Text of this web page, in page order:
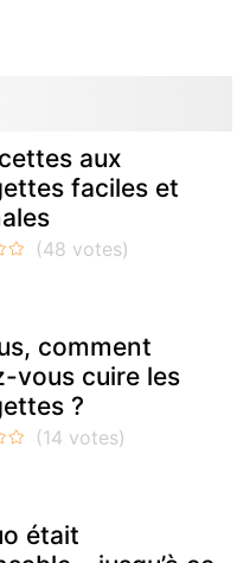
aux
faciles et
comment
vous cuire les
?
était